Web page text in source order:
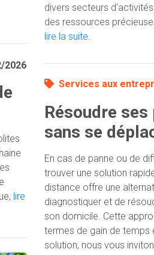
2026
lire
divers secteurs
des ressources
lire la suite.
Services aux
Résoudre
sans se
En cas de panne ou de
trouver une solution
distance offre une
diagnostiquer et de
son domicile. Cette
termes de gain de temps
solution, nous vous